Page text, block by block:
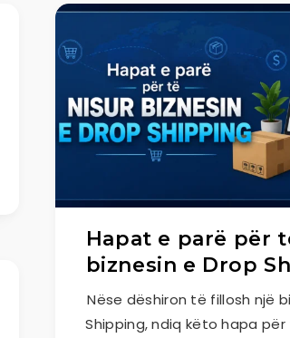
Hapat e parë për
biznesin e Drop
Nëse dëshiron të fillosh një
Shipping, ndiq këto hapa